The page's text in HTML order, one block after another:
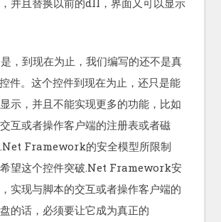
，到现在为止，我们编写的还不是真
件。这个控件到现在为止，还只是能
示，并且不能实现更多的功能，比如
互或者操作客户端的注册表或者磁
Framework的安全模型所限制
望这个控件突破.Net Framework安
实现与脚本的交互或者操作客户端的
的话，必须要让它成为真正的